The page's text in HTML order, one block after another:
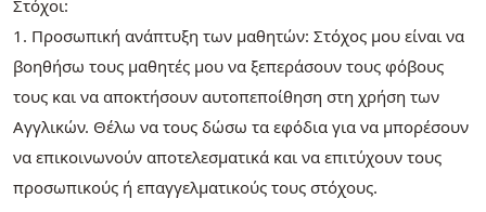
Στόχοι:
1. Προσωπική ανάπτυξη των μαθητών: Στόχος μου είναι να
βοηθήσω τους μαθητές μου να ξεπεράσουν τους φόβους
τους και να αποκτήσουν αυτοπεποίθηση στη χρήση των
Αγγλικών. Θέλω να τους δώσω τα εφόδια για να μπορέσουν
να επικοινωνούν αποτελεσματικά και να επιτύχουν τους
προσωπικούς ή επαγγελματικούς τους στόχους.